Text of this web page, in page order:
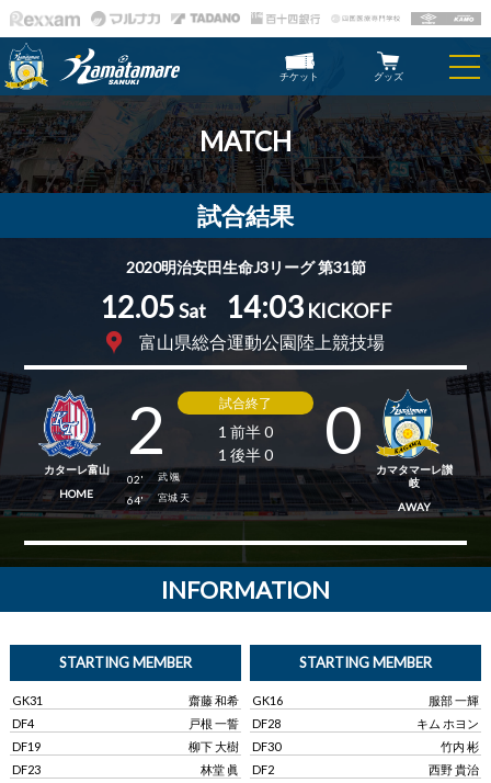
チケット グッズ
MATCH
試合結果
2020明治安田生命J3リーグ 第31節
12.05Sat 14:03KICKOFF
富山県総合運動公園陸上競技場
カターレ富山
HOME
2 試合終了
1 前半 0
1 後半 0
0
02' 武 颯
64' 宮城 天
カマタマーレ讃
岐
AWAY
INFORMATION
STARTING MEMBER
GK31
齋藤 和希
DF4
戸根 一誓
DF19
柳下 大樹
DF23
林堂 眞
STARTING MEMBER
GK16
服部 一輝
DF28
キム ホヨン
DF30
竹内 彬
DF2
西野 貴治